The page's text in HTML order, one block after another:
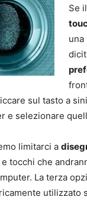
Se
una
sul tasto a
e selezionare
limitarci a
tocchi che
La terza
utilizzato